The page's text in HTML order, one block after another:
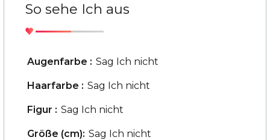
So sehe Ich aus
Augenfarbe : Sag Ich nicht
Haarfarbe : Sag Ich nicht
Figur : Sag Ich nicht
Größe (cm): Sag Ich nicht